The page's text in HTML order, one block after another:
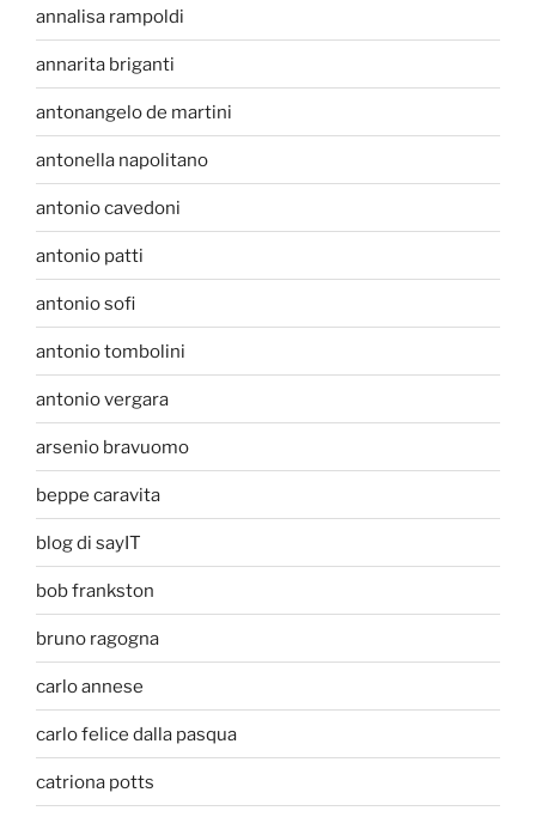
annalisa rampoldi
annarita briganti
antonangelo de martini
antonella napolitano
antonio cavedoni
antonio patti
antonio sofi
antonio tombolini
antonio vergara
arsenio bravuomo
beppe caravita
blog di sayIT
bob frankston
bruno ragogna
carlo annese
carlo felice dalla pasqua
catriona potts